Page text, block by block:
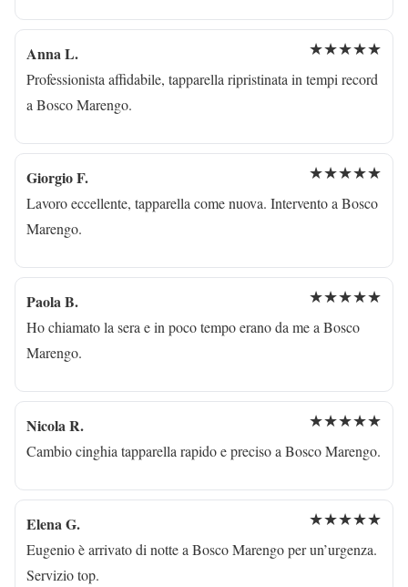
Anna L. ★★★★★
Professionista affidabile, tapparella ripristinata in tempi record
a Bosco Marengo.
Giorgio F. ★★★★★
Lavoro eccellente, tapparella come nuova. Intervento a Bosco
Marengo.
Paola B. ★★★★★
Ho chiamato la sera e in poco tempo erano da me a Bosco
Marengo.
Nicola R. ★★★★★
Cambio cinghia tapparella rapido e preciso a Bosco Marengo.
Elena G. ★★★★★
Eugenio è arrivato di notte a Bosco Marengo per un’urgenza.
Servizio top.